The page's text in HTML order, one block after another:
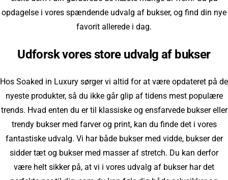
opdagelse i vores spændende udvalg af bukser, og find din nye
favorit allerede i dag.
Udforsk vores store udvalg af bukser
Hos Soaked in Luxury sørger vi altid for at være opdateret på de
nyeste produkter, så du ikke går glip af tidens mest populære
trends. Hvad enten du er til klassiske og ensfarvede bukser eller
trendy bukser med farver og print, kan du finde det i vores
fantastiske udvalg. Vi har både bukser med vidde, bukser der
sidder tæt og bukser med masser af stretch. Du kan derfor
være helt sikker på, at vi i vores udvalg af bukser har det